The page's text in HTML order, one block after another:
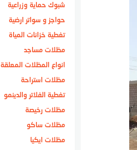
شبوك حماية وزراعية
حواجز و سواتر ارضية
تغطية خزانات المياة
مظلات مساجد
انواع المظلات المعلقة
مظلات استراحة
تغطية الفلاتر والدينمو
مظلات رخيصة
مظلات ساكو
مظلات ايكيا